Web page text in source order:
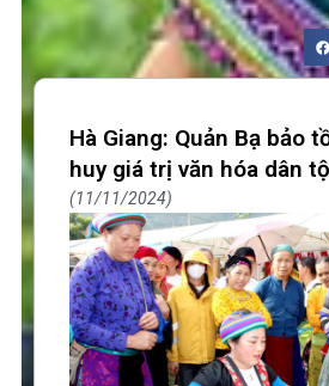
Hà Giang: Quản Bạ bảo
huy giá trị văn hóa dân
11/11/2024